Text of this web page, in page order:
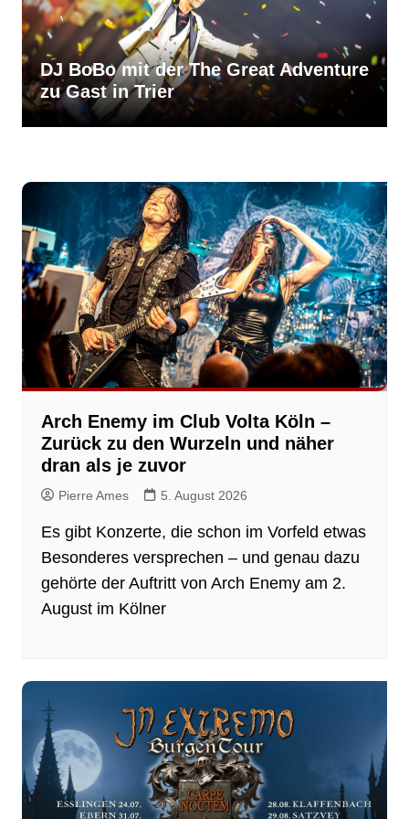
DJ BoBo mit der The Great Adventure
zu Gast in Trier
Arch Enemy im Club Volta Köln –
Zurück zu den Wurzeln und näher
dran als je zuvor
Pierre Ames 5. August 2026
Es gibt Konzerte, die schon im Vorfeld etwas
Besonderes versprechen – und genau dazu
gehörte der Auftritt von Arch Enemy am 2.
August im Kölner